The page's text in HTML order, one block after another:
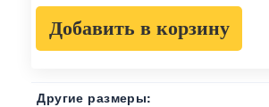
Добавить в корзину
Другие размеры: